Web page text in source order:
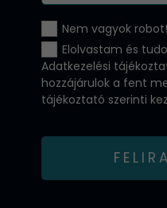
Nem vagyok robot!
Elolvastam és
Adatkezelési
hozzájárulok a fent
tájékoztató szerinti